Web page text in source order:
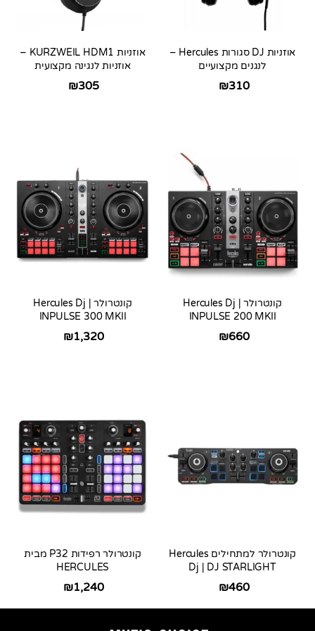
אוזניות DJ סגורות Hercules –
לנגנים מקצועיים
₪310
אוזניות KURZWEIL HDM1 –
אוזניות לנגינה מקצועית
₪305
קונטרולר Hercules Dj |
INPULSE 200 MKII
₪660
קונטרולר Hercules Dj |
INPULSE 300 MKII
₪1,320
קונטרולר למתחילים Hercules
Dj | DJ STARLIGHT
₪460
קונטרולר רפידות P32 מבית
HERCULES
₪1,240